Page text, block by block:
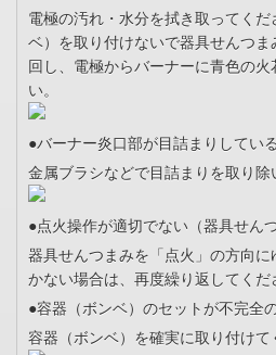
電極の汚れ・水分を拭き取ってく
ベ）を取り付けないで器具せんつ
回し、電極からバーナーに青色の
い。
●バーナー炎口部が目詰まりしてい
金属ブラシなどで目詰まりを取り除
●点火操作が適切でない（器具せん
器具せんつまみを「点火」の方向
かない場合は、再度繰り返してくだ
●容器（ボンベ）のセットが不完全
容器（ボンベ）を確実に取り付けて